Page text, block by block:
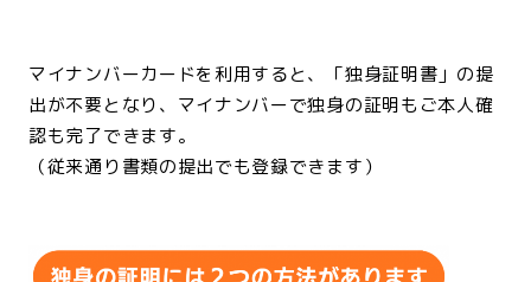
マイナンバーカードを利用すると、「独身証明書」の提
出が不要となり、マイナンバーで独身の証明もご本人確
認も完了できます。
（従来通り書類の提出でも登録できます）